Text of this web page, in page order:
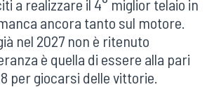
a realizzare il 4° miglior telaio in
ancora tanto sul motore.
nel 2027 non è ritenuto
è quella di essere alla pari
per giocarsi delle vittorie.